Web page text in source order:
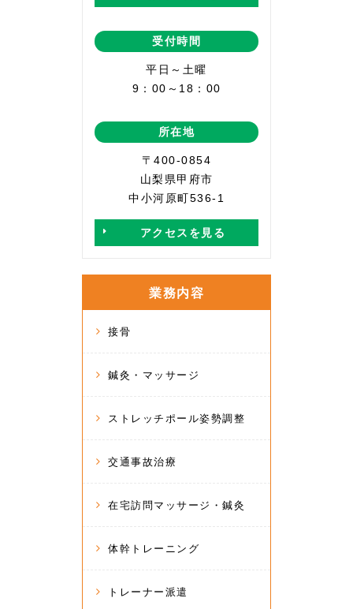
受付時間
平日～土曜
9：00～18：00
所在地
〒400-0854
山梨県甲府市
中小河原町536-1
アクセスを見る
業務内容
接骨
鍼灸・マッサージ
ストレッチポール姿勢調整
交通事故治療
在宅訪問マッサージ・鍼灸
体幹トレーニング
トレーナー派遣